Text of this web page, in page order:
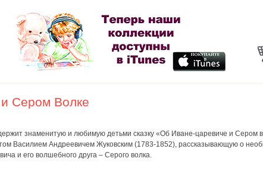
Сером Волке
знаменитую и любимую детьми сказку «Об Иване-царевиче и Сером
Василием Андреевичем Жуковским (1783-1852), рассказывающую о
и его волшебного друга – Серого волка.